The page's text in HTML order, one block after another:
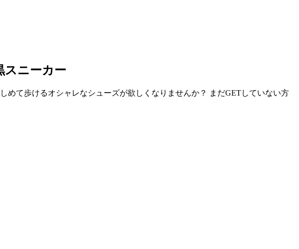
スニーカー
て歩けるオシャレなシューズが欲しくなりませんか？ まだGETしていない方